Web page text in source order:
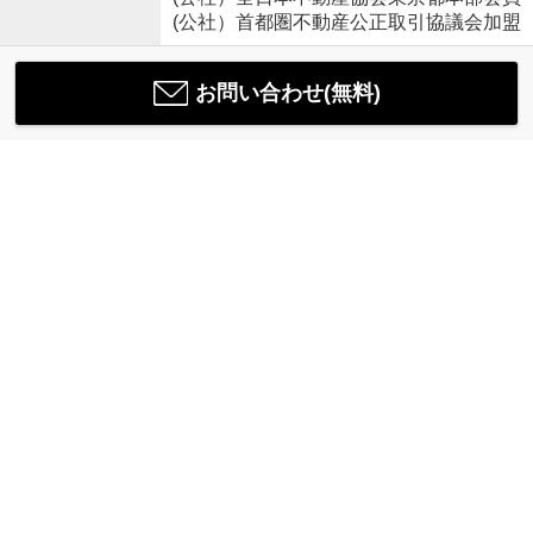
(公社）首都圏不動産公正取引協議会加盟
お問い合わせ(無料)